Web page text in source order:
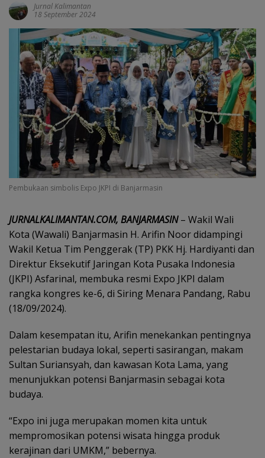
Jurnal Kalimantan
18 September 2024
Pembukaan simbolis Expo JKPI di Banjarmasin
JURNALKALIMANTAN.COM, BANJARMASIN – Wakil Wali
Kota (Wawali) Banjarmasin H. Arifin Noor didampingi
Wakil Ketua Tim Penggerak (TP) PKK Hj. Hardiyanti dan
Direktur Eksekutif Jaringan Kota Pusaka Indonesia
(JKPI) Asfarinal, membuka resmi Expo JKPI dalam
rangka kongres ke-6, di Siring Menara Pandang, Rabu
(18/09/2024).
Dalam kesempatan itu, Arifin menekankan pentingnya
pelestarian budaya lokal, seperti sasirangan, makam
Sultan Suriansyah, dan kawasan Kota Lama, yang
menunjukkan potensi Banjarmasin sebagai kota
budaya.
“Expo ini juga merupakan momen kita untuk
mempromosikan potensi wisata hingga produk
kerajinan dari UMKM,” bebernya.